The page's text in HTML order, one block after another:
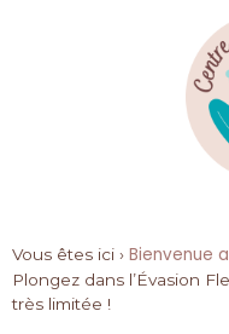
Vous êtes ici › Bienvenue
Plongez dans l’Évasion
très limitée !